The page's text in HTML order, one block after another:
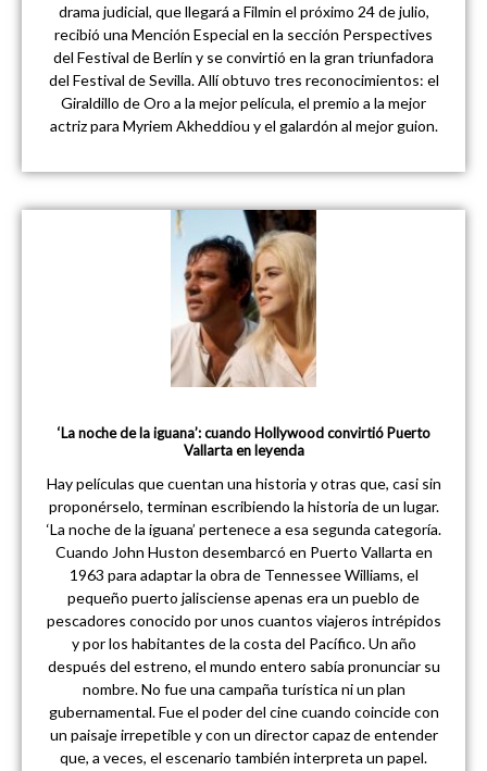
drama judicial, que llegará a Filmin el próximo 24 de julio,
recibió una Mención Especial en la sección Perspectives
del Festival de Berlín y se convirtió en la gran triunfadora
del Festival de Sevilla. Allí obtuvo tres reconocimientos: el
Giraldillo de Oro a la mejor película, el premio a la mejor
actriz para Myriem Akheddiou y el galardón al mejor guion.
‘La noche de la iguana’: cuando Hollywood convirtió Puerto
Vallarta en leyenda
Hay películas que cuentan una historia y otras que, casi sin
proponérselo, terminan escribiendo la historia de un lugar.
‘La noche de la iguana’ pertenece a esa segunda categoría.
Cuando John Huston desembarcó en Puerto Vallarta en
1963 para adaptar la obra de Tennessee Williams, el
pequeño puerto jalisciense apenas era un pueblo de
pescadores conocido por unos cuantos viajeros intrépidos
y por los habitantes de la costa del Pacífico. Un año
después del estreno, el mundo entero sabía pronunciar su
nombre. No fue una campaña turística ni un plan
gubernamental. Fue el poder del cine cuando coincide con
un paisaje irrepetible y con un director capaz de entender
que, a veces, el escenario también interpreta un papel.